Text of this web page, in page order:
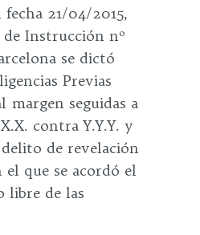
fecha 21/04/2015,
de Instrucción nº
se dictó
Previas
margen seguidas a
contra Y.Y.Y. y
de revelación
el que se acordó el
libre de las